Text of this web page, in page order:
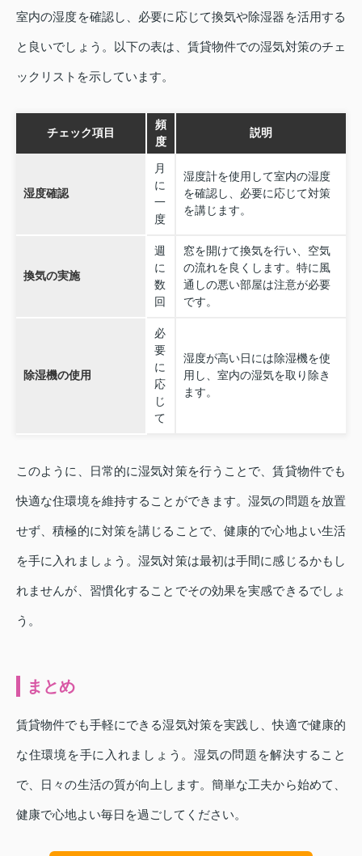
室内の湿度を確認し、必要に応じて換気や除湿器を活用する
と良いでしょう。以下の表は、賃貸物件での湿気対策のチェ
ックリストを示しています。
チェック項目
頻
度
説明
湿度確認
月
に
一
度
湿度計を使用して室内の湿度
を確認し、必要に応じて対策
を講じます。
換気の実施
週
に
数
回
窓を開けて換気を行い、空気
の流れを良くします。特に風
通しの悪い部屋は注意が必要
です。
除湿機の使用
必
要
に
応
じ
て
湿度が高い日には除湿機を使
用し、室内の湿気を取り除き
ます。
このように、日常的に湿気対策を行うことで、賃貸物件でも
快適な住環境を維持することができます。湿気の問題を放置
せず、積極的に対策を講じることで、健康的で心地よい生活
を手に入れましょう。湿気対策は最初は手間に感じるかもし
れませんが、習慣化することでその効果を実感できるでしょ
う。
まとめ
賃貸物件でも手軽にできる湿気対策を実践し、快適で健康的
な住環境を手に入れましょう。湿気の問題を解決すること
で、日々の生活の質が向上します。簡単な工夫から始めて、
健康で心地よい毎日を過ごしてください。